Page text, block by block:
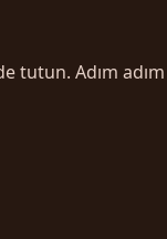
tutun. Adım adım